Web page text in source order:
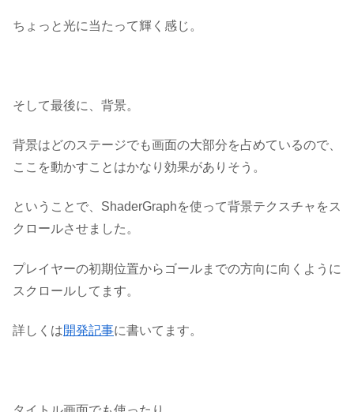
ちょっと光に当たって輝く感じ。
そして最後に、背景。
背景はどのステージでも画面の大部分を占めているので、
ここを動かすことはかなり効果がありそう。
ということで、ShaderGraphを使って背景テクスチャをス
クロールさせました。
プレイヤーの初期位置からゴールまでの方向に向くように
スクロールしてます。
詳しくは開発記事に書いてます。